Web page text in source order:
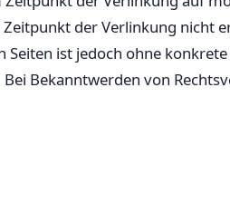
der Verlinkung nicht
ist jedoch ohne
Bekanntwerden von